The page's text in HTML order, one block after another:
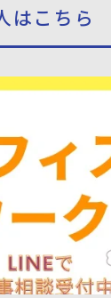
はこちら